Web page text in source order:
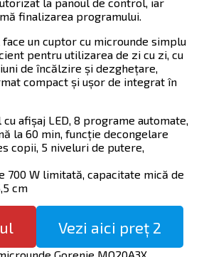
finalizarea programului.
un cuptor cu microunde simplu
pentru utilizarea de zi cu zi, cu
de încălzire și dezghețare,
compact și ușor de integrat în
afișaj LED, 8 programe automate,
la 60 min, funcție decongelare
copii, 5 niveluri de putere,
700 W limitată, capacitate mică de
cm
Vezi aici preț 2